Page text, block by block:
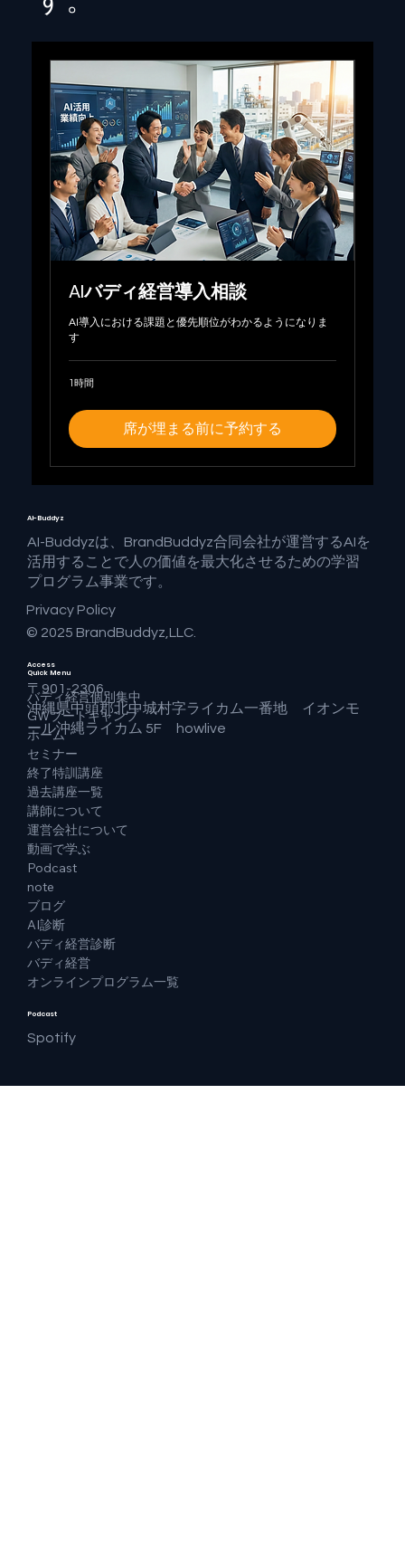
AIバディ経営導入相談
AI導入における課題と優先順位がわかるようになりま
す
1時間
席が埋まる前に予約する
AI-Buddyz
AI-Buddyzは、BrandBuddyz合同会社が運営するAIを
活用することで人の価値を最大化させるための学習
プログラム事業です。
Privacy Policy
© 2025 BrandBuddyz,LLC.
Access
〒901-2306
沖縄県中頭郡北中城村字ライカム一番地 イオンモ
ール沖縄ライカム 5F howlive
Quick Menu
バディ経営個別集中
GWブートキャンプ
ホーム
セミナー
終了特訓講座
過去講座一覧
講師について
運営会社について
動画で学ぶ
Podcast
note
ブログ
AI診断
バディ経営診断
バディ経営
オンラインプログラム一覧
Podcast
Spotify